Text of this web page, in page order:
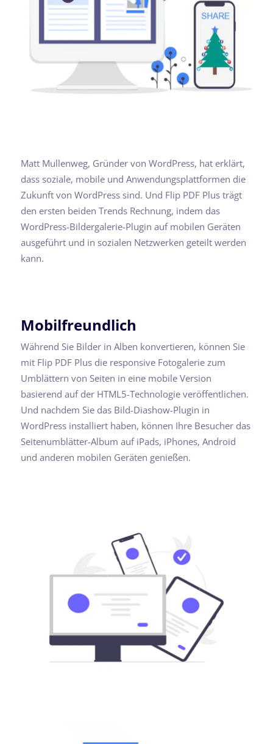
Matt Mullenweg, Gründer von WordPress, hat erklärt,
dass soziale, mobile und Anwendungsplattformen die
Zukunft von WordPress sind. Und Flip PDF Plus trägt
den ersten beiden Trends Rechnung, indem das
WordPress-Bildergalerie-Plugin auf mobilen Geräten
ausgeführt und in sozialen Netzwerken geteilt werden
kann.
Mobilfreundlich
Während Sie Bilder in Alben konvertieren, können Sie
mit Flip PDF Plus die responsive Fotogalerie zum
Umblättern von Seiten in eine mobile Version
basierend auf der HTML5-Technologie veröffentlichen.
Und nachdem Sie das Bild-Diashow-Plugin in
WordPress installiert haben, können Ihre Besucher das
Seitenumblätter-Album auf iPads, iPhones, Android
und anderen mobilen Geräten genießen.